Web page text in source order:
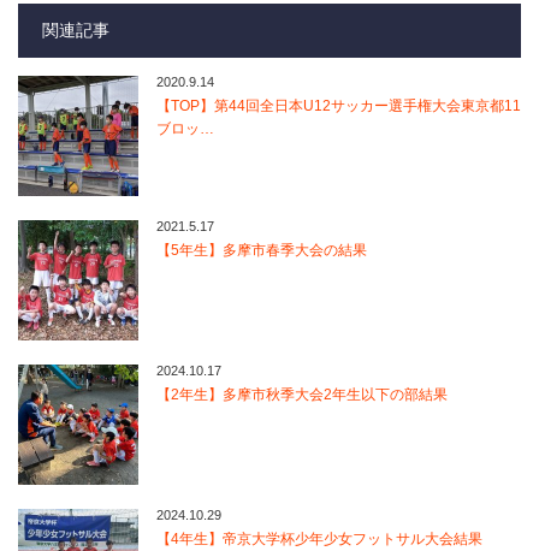
関連記事
2020.9.14
【TOP】第44回全日本U12サッカー選手権大会東京都11
ブロッ…
2021.5.17
【5年生】多摩市春季大会の結果
2024.10.17
【2年生】多摩市秋季大会2年生以下の部結果
2024.10.29
【4年生】帝京大学杯少年少女フットサル大会結果